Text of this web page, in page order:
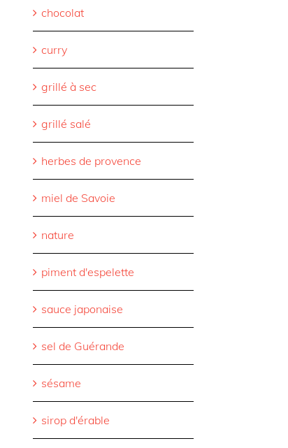
chocolat
curry
grillé à sec
grillé salé
herbes de provence
miel de Savoie
nature
piment d'espelette
sauce japonaise
sel de Guérande
sésame
sirop d'érable